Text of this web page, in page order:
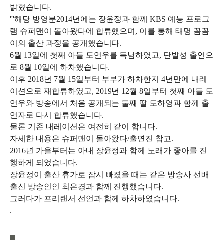
밝혔습니다.
'''해당 방영분2014년에는 장윤정과 함께 KBS 예능 프로그
램 슈퍼맨이 돌아왔다에 합류했으며, 이를 통해 태명 꼼꼼
이의 출산 과정을 공개했습니다.
6월 13일에 첫째 아들 도연우를 득남하였고, 단발성 출연으
로 8월 10일에 하차했습니다.
이후 2018년 7월 15일부터 부부가 하차한지 4년만에 내레
이션으로 재합류하였고, 2019년 12월 8일부터 첫째 아들 도
연우와 방송에서 처음 공개되는 둘째 딸 도하영과 함께 출
연자로 다시 합류했습니다.
물론 기존 내레이션은 여전히 같이 합니다.
자세한 내용은 슈퍼맨이 돌아왔다/출연진 참고.
2016년 가을부터는 아내 장윤정과 함께 노래가 좋아를 진
행하게 되었습니다.
장윤정이 출산 휴가로 잠시 빠졌을 때는 같은 방송사 선배
출신 방송인인 최은경과 함께 진행했습니다.
그러다가 프리랜서 선언과 함께 하차하였습니다.
.